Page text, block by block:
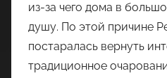
из-за чего дома в
душу. По этой причине
постаралась вернуть
традиционное